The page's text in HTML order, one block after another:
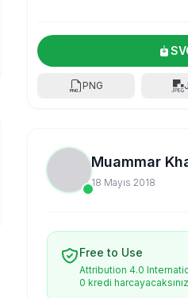
PNG
Muammar
18 Mayıs 2018
Free to Use
Attribution 4.0
0 kredi